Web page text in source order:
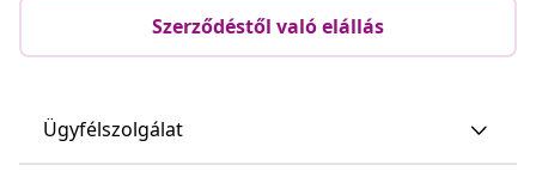
Szerződéstől való elállás
Ügyfélszolgálat